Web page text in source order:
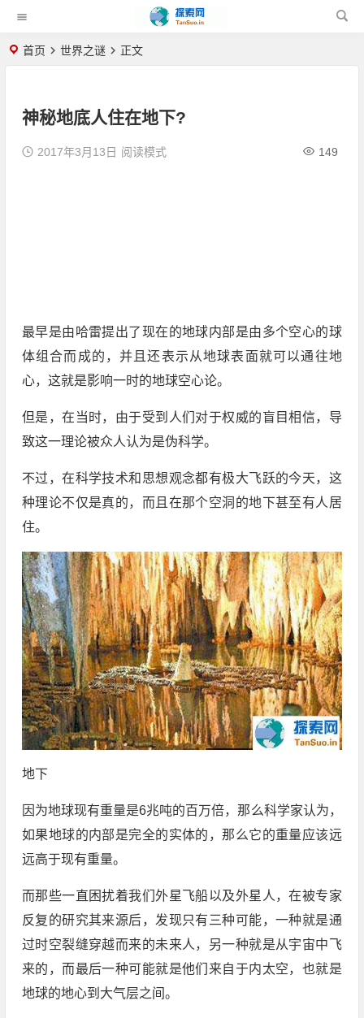
首页 世界之谜 正文
神秘地底人住在地下?
2017年3月13日 149
阅读模式
最早是由哈雷提出了现在的地球内部是由多个空心的球
体组合而成的，并且还表示从地球表面就可以通往地
心，这就是影响一时的地球空心论。
但是，在当时，由于受到人们对于权威的盲目相信，导
致这一理论被众人认为是伪科学。
不过，在科学技术和思想观念都有极大飞跃的今天，这
种理论不仅是真的，而且在那个空洞的地下甚至有人居
住。
地下
因为地球现有重量是6兆吨的百万倍，那么科学家认为，
如果地球的内部是完全的实体的，那么它的重量应该远
远高于现有重量。
而那些一直困扰着我们外星飞船以及外星人，在被专家
反复的研究其来源后，发现只有三种可能，一种就是通
过时空裂缝穿越而来的未来人，另一种就是从宇宙中飞
来的，而最后一种可能就是他们来自于内太空，也就是
地球的地心到大气层之间。